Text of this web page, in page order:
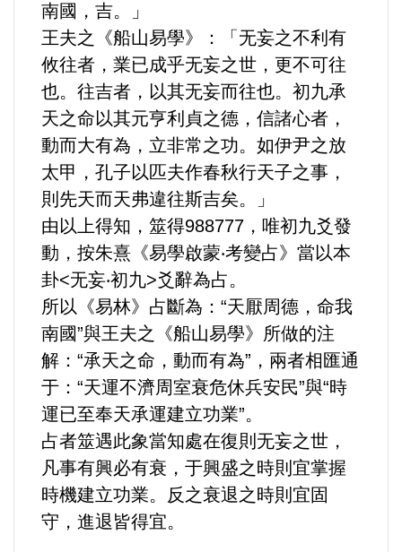
婦女/孩童
健康/養生
命理/信仰/宗教/宮廟/教會
演講/發表會/論壇/研討會
內政/社會/福利/弱勢/慈善
國際/全球
環境/資源/能源
交通運輸
中美台
正能量
南國，吉。」
王夫之《船山易學》：「无妄之不利有
攸往者，業已成乎无妄之世，更不可往
也。往吉者，以其无妄而往也。初九承
天之命以其元亨利貞之德，信諸心者，
動而大有為，立非常之功。如伊尹之放
太甲，孔子以匹夫作春秋行天子之事，
則先天而天弗違往斯吉矣。」
由以上得知，筮得988777，唯初九爻發
動，按朱熹《易學啟蒙‧考變占》當以本
卦<无妄‧初九>爻辭為占。
所以《易林》占斷為：“天厭周德，命我
南國”與王夫之《船山易學》所做的注
解：“承天之命，動而有為”，兩者相匯通
于：“天運不濟周室衰危休兵安民”與“時
運已至奉天承運建立功業”。
占者筮遇此象當知處在復則无妄之世，
凡事有興必有衰，于興盛之時則宜掌握
時機建立功業。反之衰退之時則宜固
守，進退皆得宜。